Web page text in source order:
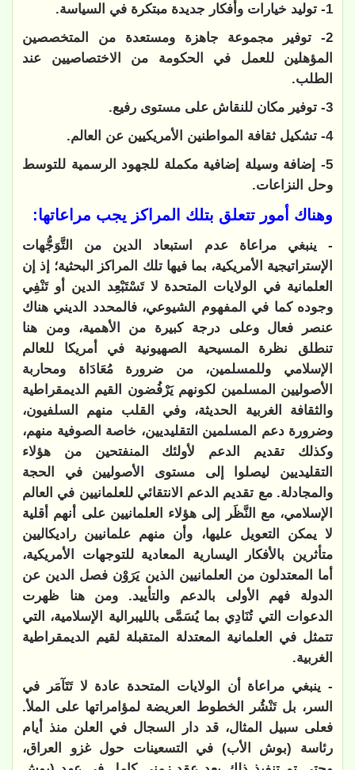
1- توليد خيارات وأفكار جديدة مبتكرة في السياسة.
2- توفير مجموعة جاهزة ومستعدة من المتخصصين
المؤهلين للعمل في الحكومة من الاختصاصيين عند
الطلب.
3- توفير مكان للنقاش على مستوى رفيع.
4- تشكيل ثقافة المواطنين الأمريكيين عن العالم.
5- إضافة وسيلة إضافية مكملة للجهود الرسمية للتوسط
وحل النزاعات.
وهناك أمور تتعلق بتلك المراكز يجب مراعاتها:
- ينبغي مراعاة عدم استبعاد الدين من التَّوَجُّهات
الإستراتيجية الأمريكية، بما فيها تلك المراكز البحثية؛ إذ إن
العلمانية في الولايات المتحدة لا تَسْتَبْعِد الدين أو تَنْفِي
وجوده كما في المفهوم الشيوعي، فالمحدد الديني هناك
عنصر فعال وعلى درجة كبيرة من الأهمية، ومن هنا
تنطلق نظرة المسيحية الصهيونية في أمريكا للعالم
الإسلامي وللمسلمين، من ضرورة مُعَادَاة ومحاربة
الأصوليين المسلمين لكونهم يَرْفُضون القيم الديمقراطية
والثقافة الغربية الحديثة، وفي القلب منهم السلفيون،
وضرورة دعم المسلمين التقليديين، خاصة الصوفية منهم،
وكذلك تقديم الدعم لأولئك المنفتحين من هؤلاء
التقليديين ليصلوا إلى مستوى الأصوليين في الحجة
والمجادلة. مع تقديم الدعم الانتقائي للعلمانيين في العالم
الإسلامي، مع النَّظَر إلى هؤلاء العلمانيين على أنهم أقلية
لا يمكن التعويل عليها، وأن منهم علمانيين راديكاليين
متأثرين بالأفكار اليسارية المعادية للتوجهات الأمريكية،
أما المعتدلون من العلمانيين الذين يَرَوْن فصل الدين عن
الدولة فهم الأولى بالدعم والتأييد. ومن هنا ظهرت
الدعوات التي تُنَادِي بما يُسَمَّى بالليبرالية الإسلامية، التي
تتمثل في العلمانية المعتدلة المتقبلة لقيم الديمقراطية
الغربية.
- ينبغي مراعاة أن الولايات المتحدة عادة لا تَتَآمَر في
السر، بل تَنْشُر الخطوط العريضة لمؤامراتها على الملأ.
فعلى سبيل المثال، قد دار السجال في العلن منذ أيام
رئاسة (بوش الأب) في التسعينات حول غزو العراق،